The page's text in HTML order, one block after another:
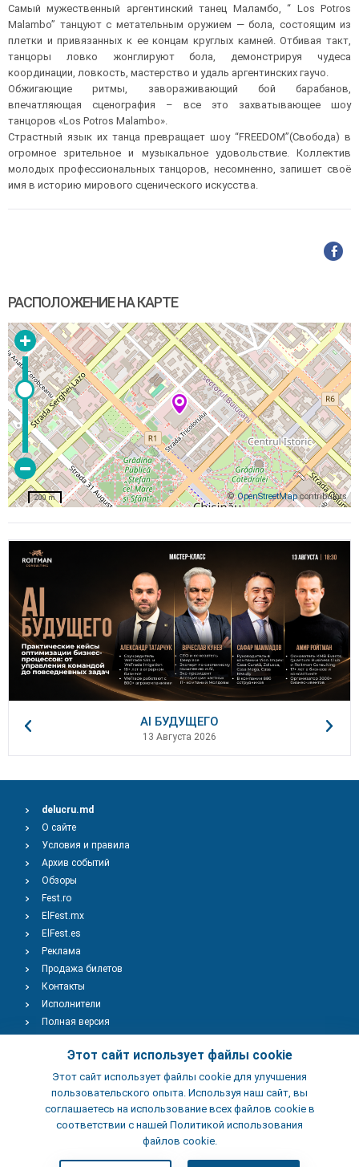
Самый мужественный аргентинский танец Маламбо, “ Los Potros
Malambo” танцуют с метательным оружием — бола, состоящим из
плетки и привязанных к ее концам круглых камней. Отбивая такт,
танцоры ловко жонглируют бола, демонстрируя чудеса
координации, ловкость, мастерство и удаль аргентинских гаучо.
Обжигающие ритмы, завораживающий бой барабанов,
впечатляющая сценография – все это захватывающее шоу
танцоров «Los Potros Malambo».
Страстный язык их танца превращает шоу “FREEDOM”(Свобода) в
огромное зрительное и музыкальное удовольствие. Коллектив
молодых профессиональных танцоров, несомненно, запишет своё
имя в историю мирового сценического искусства.
РАСПОЛОЖЕНИЕ НА КАРТЕ
©OpenStreetMapcontributors
200 m
AI БУДУЩЕГО
13 Августа 2026
Этот сайт использует файлы cookie
Этот сайт использует файлы cookie для улучшения
пользовательского опыта. Используя наш сайт, вы
соглашаетесь на использование всех файлов cookie в
соответствии с нашей Политикой использования
файлов cookie.
delucru.md
О сайте
Условия и правила
Архив событий
Обзоры
Fest.ro
ElFest.mx
ElFest.es
Реклама
Продажа билетов
Контакты
Исполнители
Полная версия
Добавить Событие
Добавить Заведение